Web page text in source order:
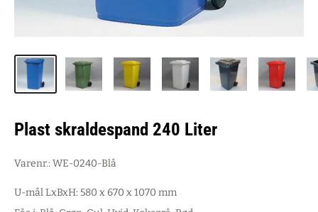
Plast skraldespand 240 Liter
Varenr.: WE-0240-Blå
U-mål LxBxH: 580 x 670 x 1070 mm